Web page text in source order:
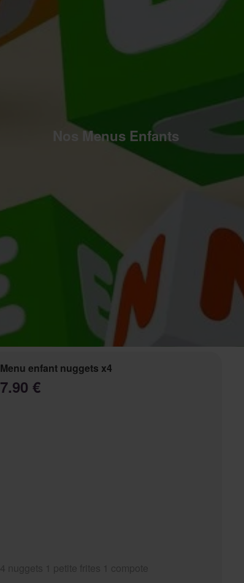
Nos Menus Enfants
Menu enfant nuggets x4
7.90 €